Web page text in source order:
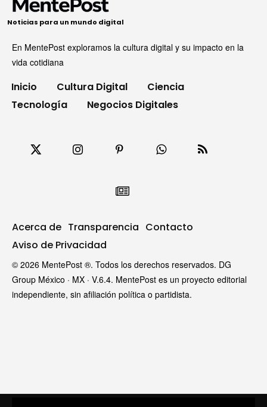
Noticias para un mundo digital
En MentePost exploramos la cultura digital y su impacto en la
vida cotidiana
Inicio Cultura Digital
Ciencia
Tecnología
Negocios Digitales
Acerca de Transparencia Contacto
Aviso de Privacidad
© 2026 MentePost ®. Todos los derechos reservados. DG
Group México · MX · V.6.4. MentePost es un proyecto editorial
independiente, sin afiliación política o partidista.